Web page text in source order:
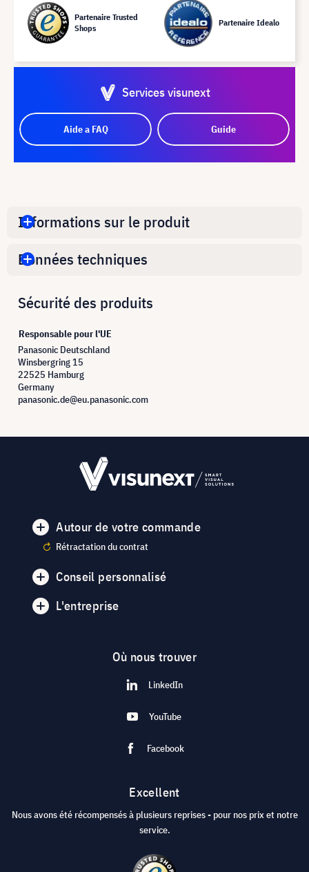
Partenaire Trusted
Shops
Partenaire Idealo
Services visunext
Aide a FAQ Guide
Informations sur le produit
Données techniques
Sécurité des produits
Responsable pour l'UE
Panasonic Deutschland
Winsbergring 15
22525 Hamburg
Germany
panasonic.de@eu.panasonic.com
Autour de votre commande
Rétractation du contrat
Conseil personnalisé
L'entreprise
Où nous trouver
LinkedIn
YouTube
Facebook
Excellent
Nous avons été récompensés à plusieurs reprises - pour nos prix et notre
service.